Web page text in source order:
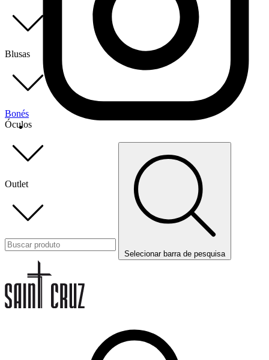
Blusas
Bonés
Óculos
Outlet
Selecionar barra de pesquisa